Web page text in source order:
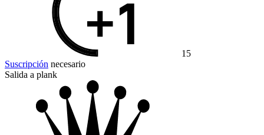
15
Suscripción necesario
Salida a plank